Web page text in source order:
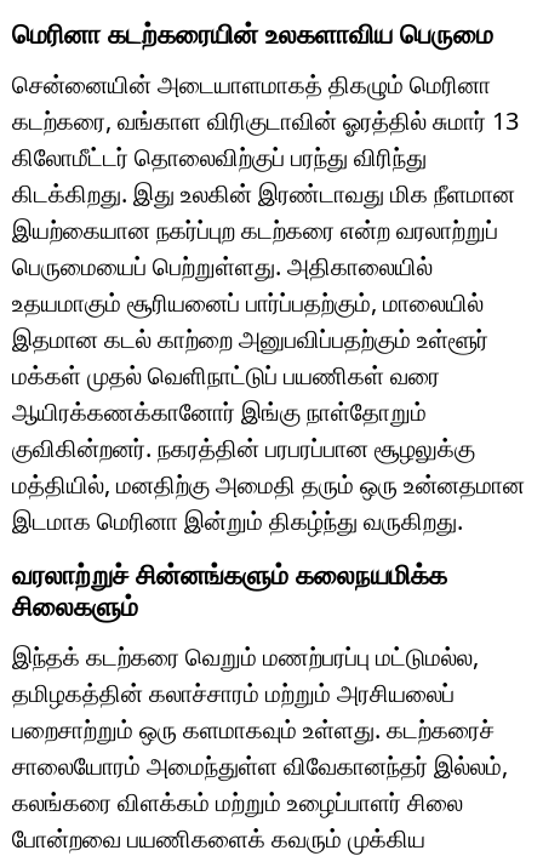
மெரினா கடற்கரையின் உலகளாவிய பெருமை
சென்னையின் அடையாளமாகத் திகழும் மெரினா
கடற்கரை, வங்காள விரிகுடாவின் ஓரத்தில் சுமார் 13
கிலோமீட்டர் தொலைவிற்குப் பரந்து விரிந்து
கிடக்கிறது. இது உலகின் இரண்டாவது மிக நீளமான
இயற்கையான நகர்ப்புற கடற்கரை என்ற வரலாற்றுப்
பெருமையைப் பெற்றுள்ளது. அதிகாலையில்
உதயமாகும் சூரியனைப் பார்ப்பதற்கும், மாலையில்
இதமான கடல் காற்றை அனுபவிப்பதற்கும் உள்ளூர்
மக்கள் முதல் வெளிநாட்டுப் பயணிகள் வரை
ஆயிரக்கணக்கானோர் இங்கு நாள்தோறும்
குவிகின்றனர். நகரத்தின் பரபரப்பான சூழலுக்கு
மத்தியில், மனதிற்கு அமைதி தரும் ஒரு உன்னதமான
இடமாக மெரினா இன்றும் திகழ்ந்து வருகிறது.
வரலாற்றுச் சின்னங்களும் கலைநயமிக்க
சிலைகளும்
இந்தக் கடற்கரை வெறும் மணற்பரப்பு மட்டுமல்ல,
தமிழகத்தின் கலாச்சாரம் மற்றும் அரசியலைப்
பறைசாற்றும் ஒரு களமாகவும் உள்ளது. கடற்கரைச்
சாலையோரம் அமைந்துள்ள விவேகானந்தர் இல்லம்,
கலங்கரை விளக்கம் மற்றும் உழைப்பாளர் சிலை
போன்றவை பயணிகளைக் கவரும் முக்கிய